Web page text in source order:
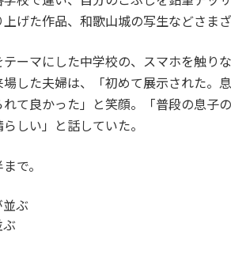
げた作品、和歌山城の写生などさまざ
テーマにした中学校の、スマホを触り
した夫婦は、「初めて展示された。
て良かった」と笑顔。「普段の息子
しい」と話していた。
で。
ぶ